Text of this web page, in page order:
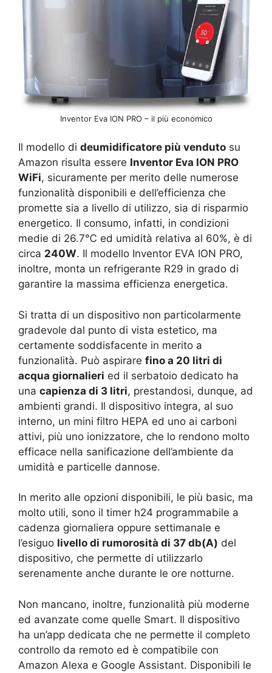
Inventor Eva ION PRO – il più economico
Il modello di deumidificatore più venduto su
Amazon risulta essere Inventor Eva ION PRO
WiFi, sicuramente per merito delle numerose
funzionalità disponibili e dell’efficienza che
promette sia a livello di utilizzo, sia di risparmio
energetico. Il consumo, infatti, in condizioni
medie di 26.7℃ ed umidità relativa al 60%, è di
circa 240W. Il modello Inventor EVA ION PRO,
inoltre, monta un refrigerante R29 in grado di
garantire la massima efficienza energetica.
Si tratta di un dispositivo non particolarmente
gradevole dal punto di vista estetico, ma
certamente soddisfacente in merito a
funzionalità. Può aspirare fino a 20 litri di
acqua giornalieri ed il serbatoio dedicato ha
una capienza di 3 litri, prestandosi, dunque, ad
ambienti grandi. Il dispositivo integra, al suo
interno, un mini filtro HEPA ed uno ai carboni
attivi, più uno ionizzatore, che lo rendono molto
efficace nella sanificazione dell’ambiente da
umidità e particelle dannose.
In merito alle opzioni disponibili, le più basic, ma
molto utili, sono il timer h24 programmabile a
cadenza giornaliera oppure settimanale e
l’esiguo livello di rumorosità di 37 db(A) del
dispositivo, che permette di utilizzarlo
serenamente anche durante le ore notturne.
Non mancano, inoltre, funzionalità più moderne
ed avanzate come quelle Smart. Il dispositivo
ha un’app dedicata che ne permette il completo
controllo da remoto ed è compatibile con
Amazon Alexa e Google Assistant. Disponibili le